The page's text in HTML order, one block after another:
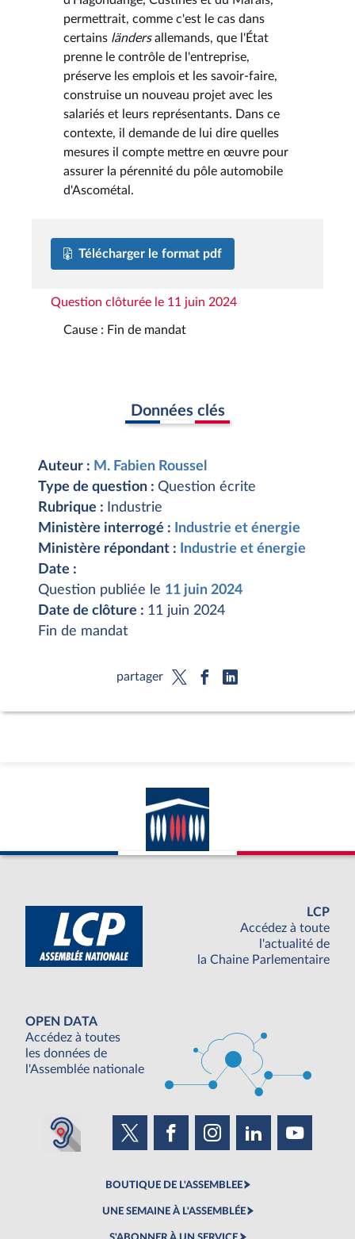
permettrait, comme c'est le cas dans
certains ländersallemands, que l'État
prenne le contrôle de l'entreprise,
préserve les emplois et les savoir-faire,
construise un nouveau projet avec les
salariés et leurs représentants. Dans ce
contexte, il demande de lui dire quelles
mesures il compte mettre en œuvre pour
assurer la pérennité du pôle automobile
d'Ascométal.
Télécharger le format pdf
Question clôturée le 11 juin 2024
Cause : Fin de mandat
Données clés
Auteur : M. Fabien Roussel
Type de question : Question écrite
Rubrique :
Industrie
Ministère interrogé :
Industrie et énergie
Ministère répondant :
Industrie et énergie
Date :
Question publiée le 11 juin 2024
Date de clôture : 11 juin 2024
Fin de mandat
partager
LCP
Accédez à toute
l'actualité de
la Chaine Parlementaire
OPEN DATA
Accédez à toutes
les données de
l'Assemblée nationale
BOUTIQUE DE L'ASSEMBLEE
UNE SEMAINE À L'ASSEMBLÉE